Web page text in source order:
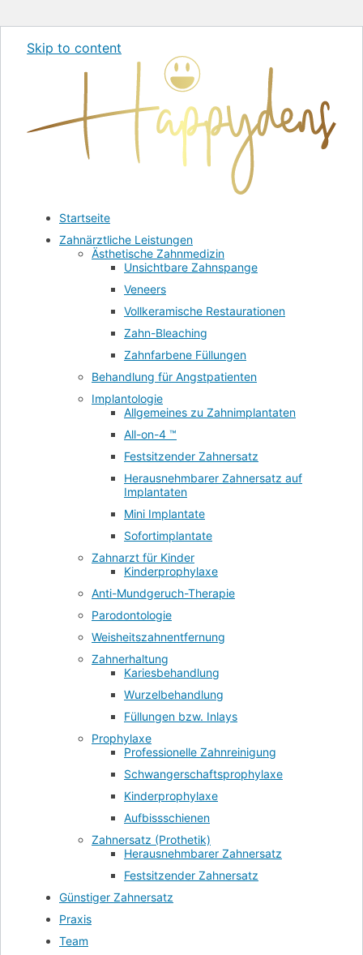
Skip to content
Startseite
Zahnärztliche Leistungen
Ästhetische Zahnmedizin
Unsichtbare Zahnspange
Veneers
Vollkeramische Restaurationen
Zahn-Bleaching
Zahnfarbene Füllungen
Behandlung für Angstpatienten
Implantologie
Allgemeines zu Zahnimplantaten
All-on-4 ™
Festsitzender Zahnersatz
Herausnehmbarer Zahnersatz auf
Implantaten
Mini Implantate
Sofortimplantate
Zahnarzt für Kinder
Kinderprophylaxe
Anti-Mundgeruch-Therapie
Parodontologie
Weisheitszahnentfernung
Zahnerhaltung
Kariesbehandlung
Wurzelbehandlung
Füllungen bzw. Inlays
Prophylaxe
Professionelle Zahnreinigung
Schwangerschaftsprophylaxe
Kinderprophylaxe
Aufbissschienen
Zahnersatz (Prothetik)
Herausnehmbarer Zahnersatz
Festsitzender Zahnersatz
Günstiger Zahnersatz
Praxis
Team